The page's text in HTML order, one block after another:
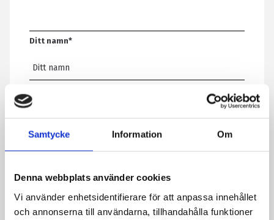
Samtycke Information Om
Denna webbplats använder cookies
Vi använder enhetsidentifierare för att anpassa innehållet
och annonserna till användarna, tillhandahålla funktioner
Ditt namn*
Telefon